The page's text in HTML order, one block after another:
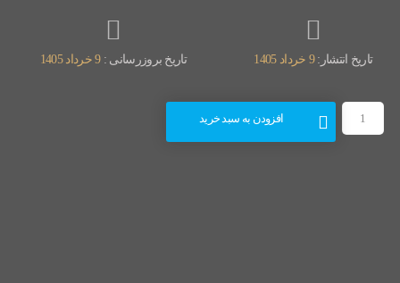
تاریخ انتشار:9 خرداد 1405 تاریخ بروزرسانی :9 خرداد 1405
افزودن به سبد خرید